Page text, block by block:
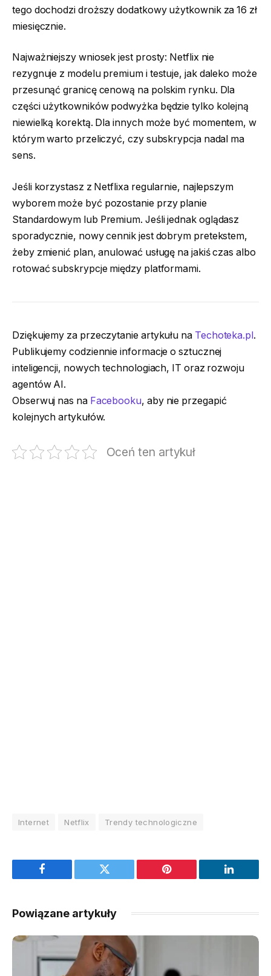
tego dochodzi droższy dodatkowy użytkownik za 16 zł
miesięcznie.
Najważniejszy wniosek jest prosty: Netflix nie
rezygnuje z modelu premium i testuje, jak daleko może
przesunąć granicę cenową na polskim rynku. Dla
części użytkowników podwyżka będzie tylko kolejną
niewielką korektą. Dla innych może być momentem, w
którym warto przeliczyć, czy subskrypcja nadal ma
sens.
Jeśli korzystasz z Netflixa regularnie, najlepszym
wyborem może być pozostanie przy planie
Standardowym lub Premium. Jeśli jednak oglądasz
sporadycznie, nowy cennik jest dobrym pretekstem,
żeby zmienić plan, anulować usługę na jakiś czas albo
rotować subskrypcje między platformami.
Dziękujemy za przeczytanie artykułu na Techoteka.pl.
Publikujemy codziennie informacje o sztucznej
inteligencji, nowych technologiach, IT oraz rozwoju
agentów AI.
Obserwuj nas na Facebooku, aby nie przegapić
kolejnych artykułów.
Oceń ten artykuł
Internet Netflix Trendy technologiczne
Facebook Twitter Pinterest LinkedIn
Powiązane artykuły